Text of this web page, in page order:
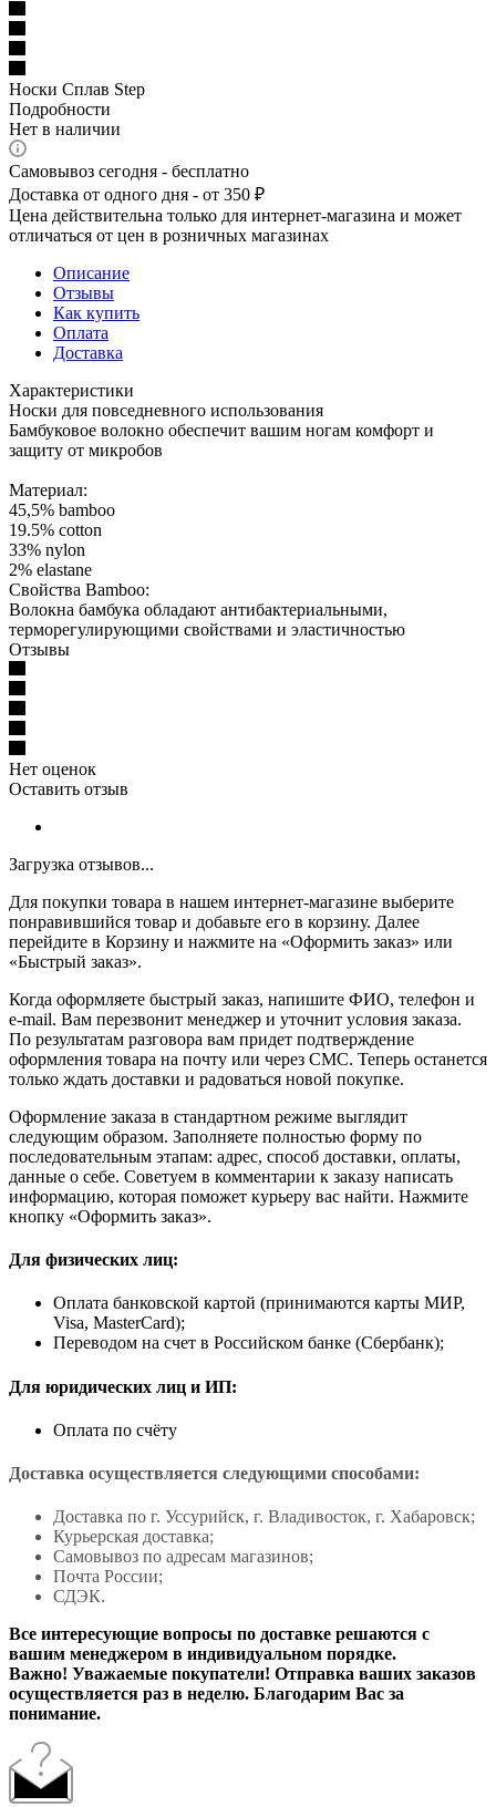
Носки Сплав Step
Подробности
Нет в наличии
Самовывоз сегодня - бесплатно
Доставка от одного дня - от 350 ₽
Цена действительна только для интернет-магазина и может
отличаться от цен в розничных магазинах
Описание
Отзывы
Как купить
Оплата
Доставка
Характеристики
Носки для повседневного использования
Бамбуковое волокно обеспечит вашим ногам комфорт и
защиту от микробов
Материал:
45,5% bamboo
19.5% cotton
33% nylon
2% elastane
Свойства Bamboo:
Волокна бамбука обладают антибактериальными,
терморегулирующими свойствами и эластичностью
Отзывы
Нет оценок
Оставить отзыв
Загрузка отзывов...
Для покупки товара в нашем интернет-магазине выберите
понравившийся товар и добавьте его в корзину. Далее
перейдите в Корзину и нажмите на «Оформить заказ» или
«Быстрый заказ».
Когда оформляете быстрый заказ, напишите ФИО, телефон и
e-mail. Вам перезвонит менеджер и уточнит условия заказа.
По результатам разговора вам придет подтверждение
оформления товара на почту или через СМС. Теперь останется
только ждать доставки и радоваться новой покупке.
Оформление заказа в стандартном режиме выглядит
следующим образом. Заполняете полностью форму по
последовательным этапам: адрес, способ доставки, оплаты,
данные о себе. Советуем в комментарии к заказу написать
информацию, которая поможет курьеру вас найти. Нажмите
кнопку «Оформить заказ».
Для физических лиц:
Оплата банковской картой (принимаются карты МИР,
Visa, MasterCard);
Переводом на счет в Российском банке (Сбербанк);
Для юридических лиц и ИП:
Оплата по счёту
Доставка осуществляется следующими способами:
Доставка по г. Уссурийск, г. Владивосток, г. Хабаровск;
Курьерская доставка;
Самовывоз по адресам магазинов;
Почта России;
СДЭК.
Все интересующие вопросы по доставке решаются с
вашим менеджером в индивидуальном порядке.
Важно! Уважаемые покупатели! Отправка ваших заказов
осуществляется раз в неделю. Благодарим Вас за
понимание.